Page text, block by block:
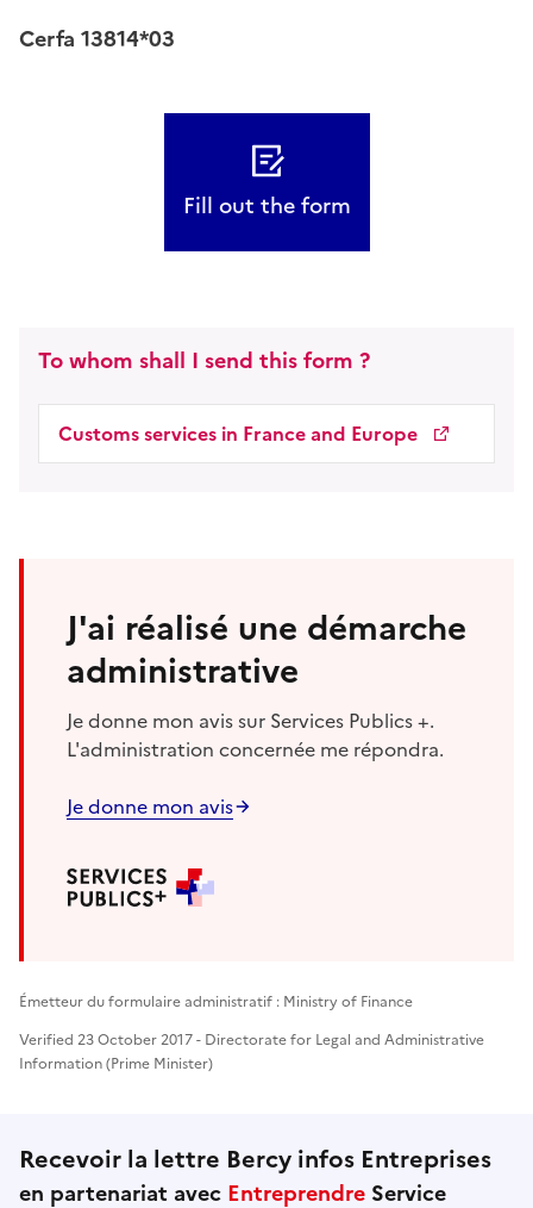
Cerfa 13814*03
Fill out the form
To whom shall I send this form ?
Customs services in France and Europe
J'ai réalisé une démarche
administrative
Je donne mon avis sur Services Publics +.
L'administration concernée me répondra.
Je donne mon avis
Émetteur du formulaire administratif : Ministry of Finance
Verified 23 October 2017 - Directorate for Legal and Administrative
Information (Prime Minister)
Recevoir la lettre Bercy infos Entreprises
en partenariat avec Entreprendre Service